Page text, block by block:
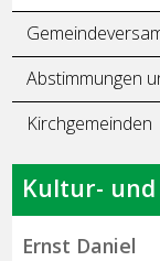
Abstimmungen
Kirchgemeinden
Kultur-
Ernst Daniel